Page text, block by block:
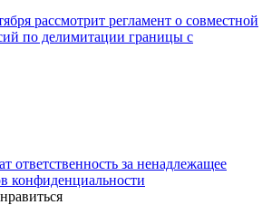
рассмотрит регламент о совместной
по делимитации границы с
ответственность за ненадлежащее
конфиденциальности